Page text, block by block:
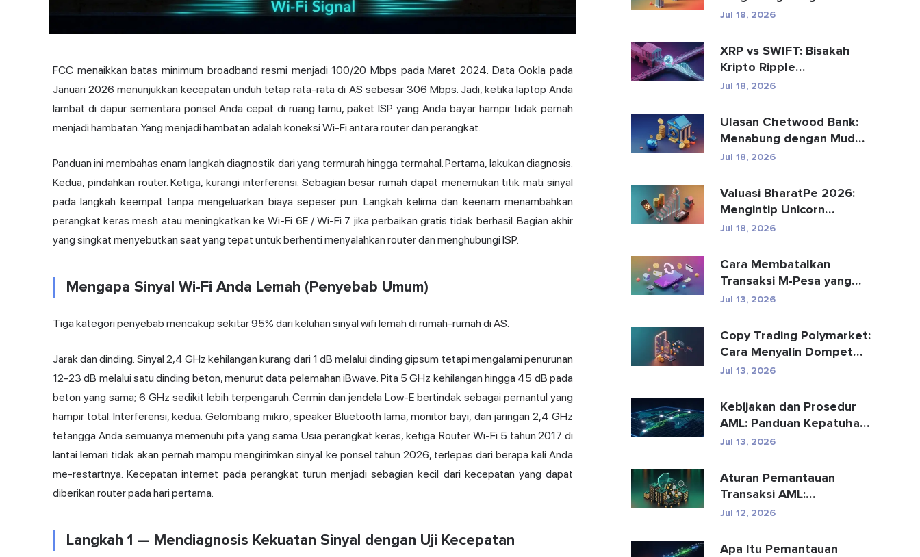
FCC menaikkan batas minimum broadband resmi menjadi 100/20 Mbps pada Maret 2024. Data Ookla pada
Januari 2026 menunjukkan kecepatan unduh tetap rata-rata di AS sebesar 306 Mbps. Jadi, ketika laptop Anda
lambat di dapur sementara ponsel Anda cepat di ruang tamu, paket ISP yang Anda bayar hampir tidak pernah
menjadi hambatan. Yang menjadi hambatan adalah koneksi Wi-Fi antara router dan perangkat.
Panduan ini membahas enam langkah diagnostik dari yang termurah hingga termahal. Pertama, lakukan diagnosis.
Kedua, pindahkan router. Ketiga, kurangi interferensi. Sebagian besar rumah dapat menemukan titik mati sinyal
pada langkah keempat tanpa mengeluarkan biaya sepeser pun. Langkah kelima dan keenam menambahkan
perangkat keras mesh atau meningkatkan ke Wi-Fi 6E / Wi-Fi 7 jika perbaikan gratis tidak berhasil. Bagian akhir
yang singkat menyebutkan saat yang tepat untuk berhenti menyalahkan router dan menghubungi ISP.
Mengapa Sinyal Wi-Fi Anda Lemah (Penyebab Umum)
Tiga kategori penyebab mencakup sekitar 95% dari keluhan sinyal wifi lemah di rumah-rumah di AS.
Jarak dan dinding. Sinyal 2,4 GHz kehilangan kurang dari 1 dB melalui dinding gipsum tetapi mengalami penurunan
12-23 dB melalui satu dinding beton, menurut data pelemahan iBwave. Pita 5 GHz kehilangan hingga 45 dB pada
beton yang sama; 6 GHz sedikit lebih terpengaruh. Cermin dan jendela Low-E bertindak sebagai pemantul yang
hampir total. Interferensi, kedua. Gelombang mikro, speaker Bluetooth lama, monitor bayi, dan jaringan 2,4 GHz
tetangga Anda semuanya memenuhi pita yang sama. Usia perangkat keras, ketiga. Router Wi-Fi 5 tahun 2017 di
lantai lemari tidak akan pernah mampu mengirimkan sinyal ke ponsel tahun 2026, terlepas dari berapa kali Anda
me-restartnya. Kecepatan internet pada perangkat turun menjadi sebagian kecil dari kecepatan yang dapat
diberikan router pada hari pertama.
Langkah 1 — Mendiagnosis Kekuatan Sinyal dengan Uji Kecepatan
Mana? Kisah Lengkap
Jul 18, 2026
XRP vs SWIFT: Bisakah
Kripto Ripple
Menggantikan
Jul 18, 2026
Ulasan Chetwood Bank:
Menabung dengan Mudah
dan Perbankan yang
Jul 18, 2026
Valuasi BharatPe 2026:
Mengintip Unicorn
Fintech Senilai $2,85 Mil...
Jul 18, 2026
Cara Membatalkan
Transaksi M-Pesa yang
Terkirim Secara Tidak
Jul 13, 2026
Copy Trading Polymarket:
Cara Menyalin Dompet
Teratas dengan Aman
Jul 13, 2026
Kebijakan dan Prosedur
AML: Panduan Kepatuhan
Lengkap
Jul 13, 2026
Aturan Pemantauan
Transaksi AML:
Bagaimana Aturan
Jul 12, 2026
Apa Itu Pemantauan